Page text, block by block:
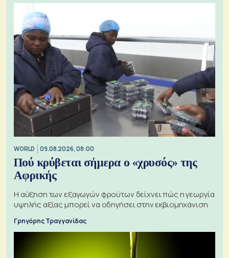
WORLD 09.08.2026, 08:00
Πού κρύβεται σήμερα ο «χρυσός» της
Αφρικής
Η αύξηση των εξαγωγών φρούτων δείχνει πώς η γεωργία
υψηλής αξίας μπορεί να οδηγήσει στην εκβιομηχάνιση
Γρηγόρης Τραγγανίδας